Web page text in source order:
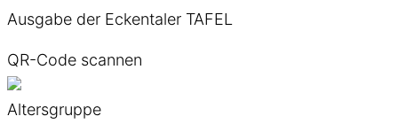
Ausgabe der Eckentaler TAFEL
QR-Code scannen
Altersgruppe